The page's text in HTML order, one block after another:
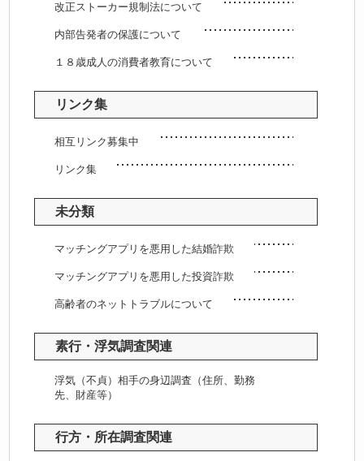
改正ストーカー規制法について
内部告発者の保護について
１８歳成人の消費者教育について
リンク集
相互リンク募集中
リンク集
未分類
マッチングアプリを悪用した結婚詐欺
マッチングアプリを悪用した投資詐欺
高齢者のネットトラブルについて
素行・浮気調査関連
浮気（不貞）相手の身辺調査（住所、勤務
先、財産等）
行方・所在調査関連